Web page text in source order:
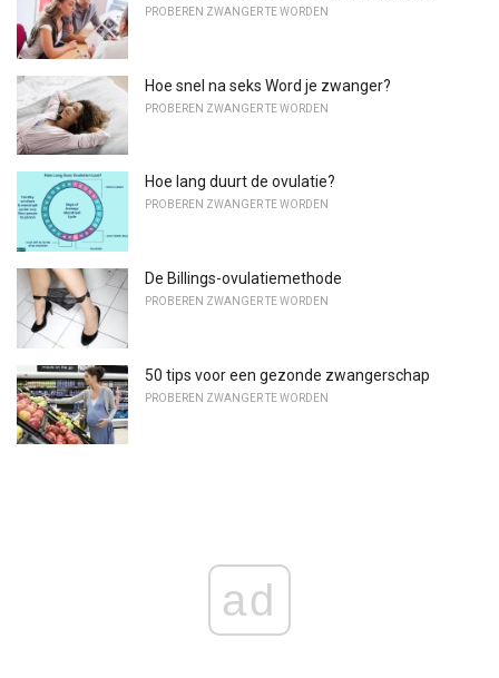
PROBEREN ZWANGER TE WORDEN
Hoe snel na seks Word je zwanger?
PROBEREN ZWANGER TE WORDEN
Hoe lang duurt de ovulatie?
PROBEREN ZWANGER TE WORDEN
De Billings-ovulatiemethode
PROBEREN ZWANGER TE WORDEN
50 tips voor een gezonde zwangerschap
PROBEREN ZWANGER TE WORDEN
ad